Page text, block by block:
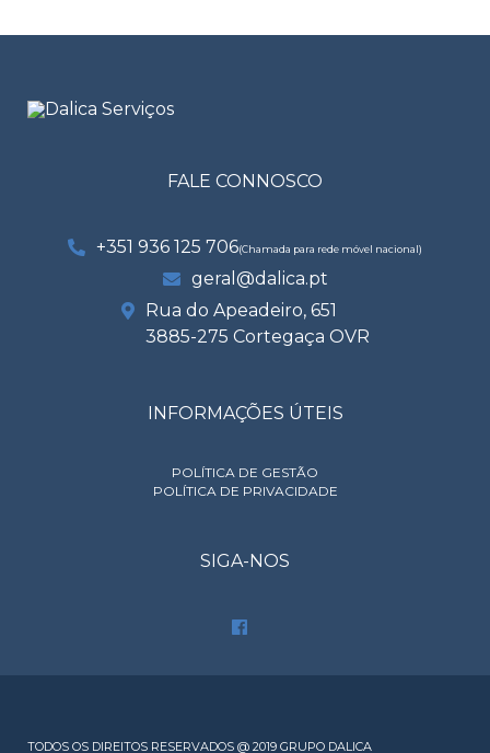
FALE CONNOSCO
+351 936 125 706(Chamada para rede móvel nacional)
geral@dalica.pt
Rua do Apeadeiro, 651
3885-275 Cortegaça OVR
INFORMAÇÕES ÚTEIS
POLÍTICA DE GESTÃO
POLÍTICA DE PRIVACIDADE
SIGA-NOS
TODOS OS DIREITOS RESERVADOS @ 2019 GRUPO DALICA